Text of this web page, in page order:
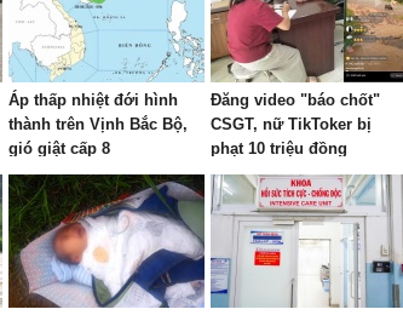
Áp thấp nhiệt đới hình
thành trên Vịnh Bắc Bộ,
gió giật cấp 8
Đăng video "báo chốt"
CSGT, nữ TikToker bị
phạt 10 triệu đồng